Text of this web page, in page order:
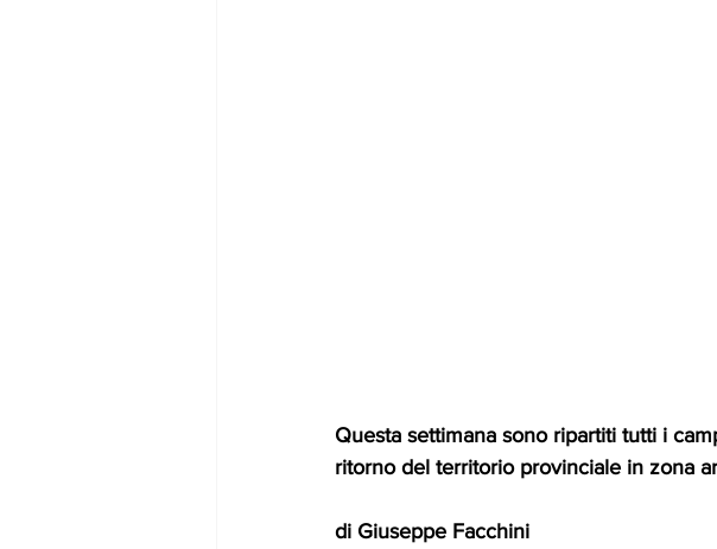
Questa settimana sono ripartiti tutti i
ritorno del territorio provinciale in zona
di Giuseppe Facchini